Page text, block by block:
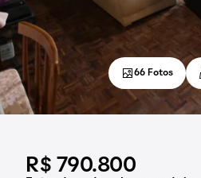
R$ 790.800
66 Fotos